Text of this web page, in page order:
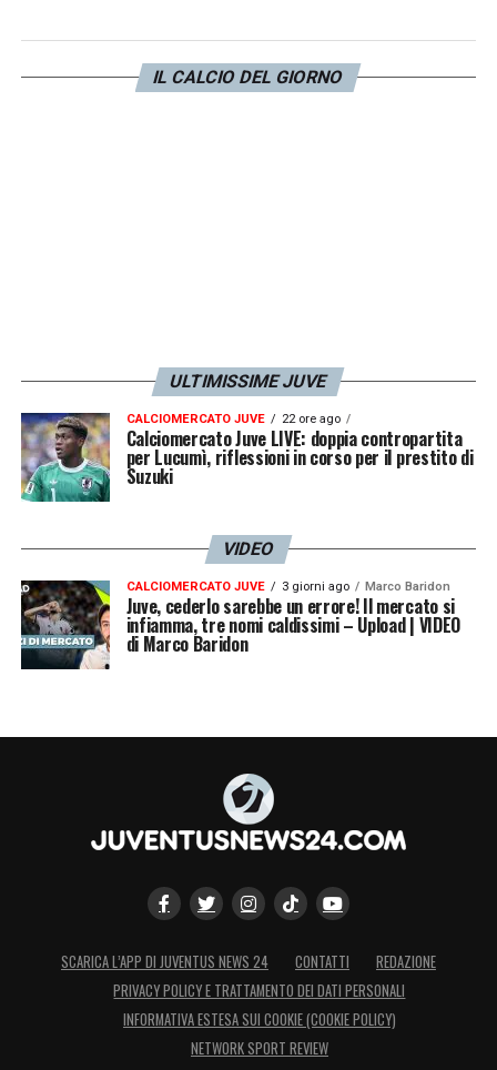
anche per soli dieci minuti. Non lo capisco,
IL CALCIO DEL GIORNO
ULTIMISSIME JUVE
CALCIOMERCATO JUVE 22 ore ago
Calciomercato Juve LIVE: doppia contropartita
per Lucumì, riflessioni in corso per il prestito di
Suzuki
VIDEO
CALCIOMERCATO JUVE 3 giorni ago Marco Baridon
Juve, cederlo sarebbe un errore! Il mercato si
infiamma, tre nomi caldissimi – Upload | VIDEO
di Marco Baridon
SCARICA L’APP DI JUVENTUS NEWS 24 CONTATTI
REDAZIONE
PRIVACY POLICY E TRATTAMENTO DEI DATI PERSONALI
INFORMATIVA ESTESA SUI COOKIE (COOKIE POLICY)
NETWORK SPORT REVIEW